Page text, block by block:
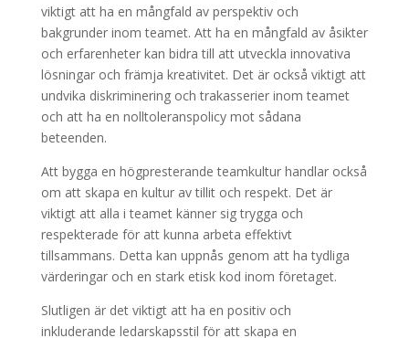
viktigt att ha en mångfald av perspektiv och
bakgrunder inom teamet. Att ha en mångfald av åsikter
och erfarenheter kan bidra till att utveckla innovativa
lösningar och främja kreativitet. Det är också viktigt att
undvika diskriminering och trakasserier inom teamet
och att ha en nolltoleranspolicy mot sådana
beteenden.
Att bygga en högpresterande teamkultur handlar också
om att skapa en kultur av tillit och respekt. Det är
viktigt att alla i teamet känner sig trygga och
respekterade för att kunna arbeta effektivt
tillsammans. Detta kan uppnås genom att ha tydliga
värderingar och en stark etisk kod inom företaget.
Slutligen är det viktigt att ha en positiv och
inkluderande ledarskapsstil för att skapa en